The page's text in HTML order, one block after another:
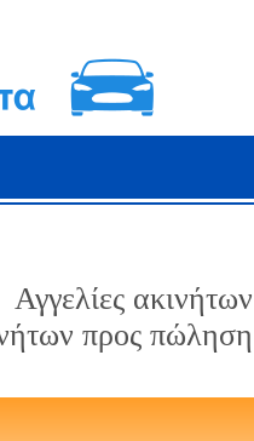
Αγγελίες ακινήτων
προς πώληση